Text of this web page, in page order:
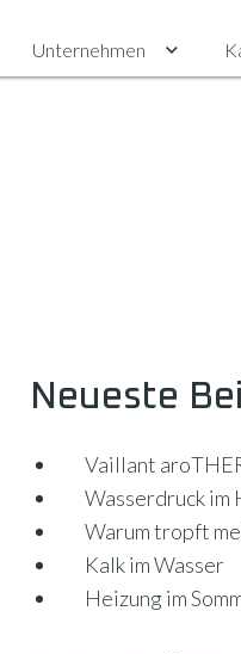
für Erneuerbare
Unternehmen
Neueste
Vaillant
Wasserdruck im
Warum tropft
Kalk im Wasser
Heizung im